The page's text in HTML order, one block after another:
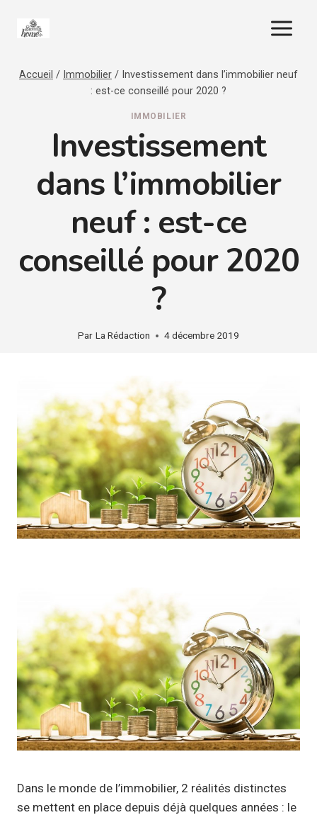
Accueil / Immobilier / Investissement dans l’immobilier neuf
: est-ce conseillé pour 2020 ?
IMMOBILIER
Investissement
dans l’immobilier
neuf : est-ce
conseillé pour 2020
?
Par La Rédaction 4 décembre 2019
Dans le monde de l’immobilier, 2 réalités distinctes
se mettent en place depuis déjà quelques années : le